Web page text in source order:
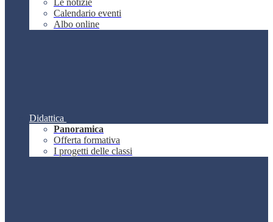
Le notizie
Calendario eventi
Albo online
Didattica
Panoramica
Offerta formativa
I progetti delle classi